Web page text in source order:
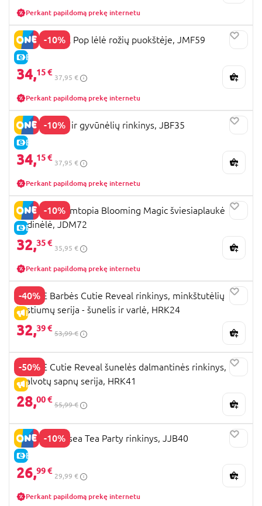
Perkant papildomą prekę internetu
-10%
E-KAINA
BARBIE Petal Pop lėlė rožių puokštėje, JMF59
34,15 €
37,95 €
Perkant papildomą prekę internetu
-10%
E-KAINA
BARBIE lėlės ir gyvūnėlių rinkinys, JBF35
34,15 €
37,95 €
Perkant papildomą prekę internetu
-10%
E-KAINA
BARBIE Dreamtopia Blooming Magic šviesiaplaukė
undinėlė, JDM72
32,35 €
35,95 €
Perkant papildomą prekę internetu
-40%
IŠPARDAVIMAS
BARBIE Barbės Cutie Reveal rinkinys, minkštutėlių
kostiumų serija - šunelis ir varlė, HRK24
32,39 €
53,99 €
-50%
IŠPARDAVIMAS
BARBIE Cutie Reveal šunelės dalmantinės rinkinys,
spalvotų sapnų serija, HRK41
28,00 €
55,99 €
-10%
E-KAINA
BARBIE Chelsea Tea Party rinkinys, JJB40
26,99 €
29,99 €
Perkant papildomą prekę internetu